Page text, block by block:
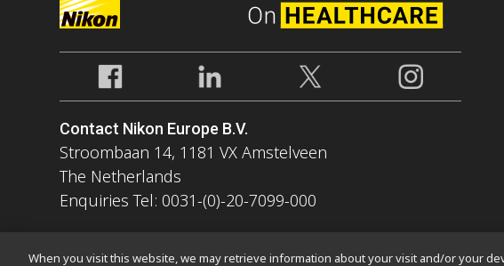
Contact Nikon Europe B.V.
Stroombaan 14, 1181 VX Amstelveen
The Netherlands
Enquiries Tel: 0031-(0)-20-7099-000
When you visit this website, we may retrieve information about your visit and/or your